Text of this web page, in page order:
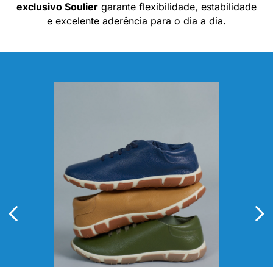
exclusivo Soulier garante flexibilidade, estabilidade
e excelente aderência para o dia a dia.